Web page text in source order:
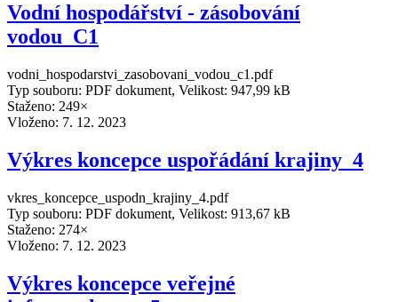
Vodní hospodářství - zásobování
vodou_C1
vodni_hospodarstvi_zasobovani_vodou_c1.pdf
Typ souboru: PDF dokument, Velikost: 947,99 kB
Staženo: 249×
Vloženo: 7. 12. 2023
Výkres koncepce uspořádání krajiny_4
vkres_koncepce_uspodn_krajiny_4.pdf
Typ souboru: PDF dokument, Velikost: 913,67 kB
Staženo: 274×
Vloženo: 7. 12. 2023
Výkres koncepce veřejné